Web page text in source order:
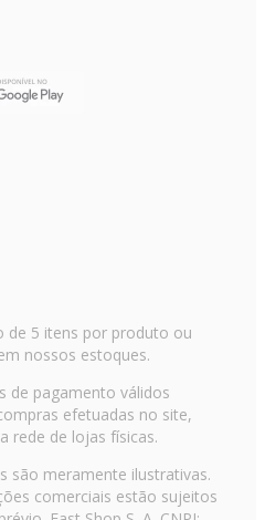
de 5 itens por produto ou
nossos estoques.
de pagamento válidos
efetuadas no site,
rede de lojas físicas.
são meramente ilustrativas.
comerciais estão sujeitos